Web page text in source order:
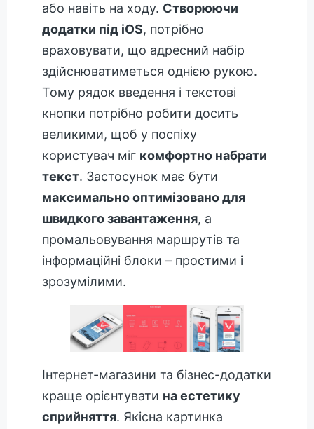
або навіть на ходу. Створюючи
додатки під iOS, потрібно
враховувати, що адресний набір
здійснюватиметься однією рукою.
Тому рядок введення і текстові
кнопки потрібно робити досить
великими, щоб у поспіху
користувач міг комфортно набрати
текст. Застосунок має бути
максимально оптимізовано для
швидкого завантаження, а
промальовування маршрутів та
інформаційні блоки – простими і
зрозумілими.
Інтернет-магазини та бізнес-додатки
краще орієнтувати на естетику
сприйняття. Якісна картинка